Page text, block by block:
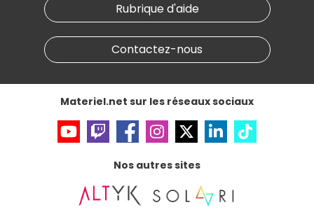
Materiel.net recrute
Notre programme d'affiliation
Conditions générales de vente
Informations légales
Données personnelles
Accessibilité : non conforme
Rubrique d'aide
Contactez-nous
Materiel.net sur les réseaux sociaux
Nos autres sites